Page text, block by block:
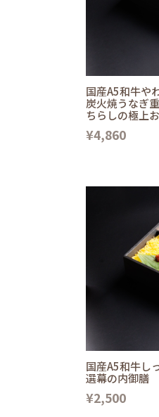
国産A5和牛や
炭火焼うなぎ
ちらしの極上
¥4,860
国産A5和牛し
選幕の内御膳
¥2,500